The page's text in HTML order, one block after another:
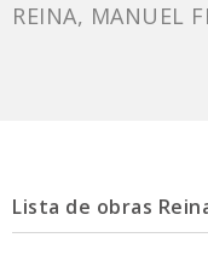
REINA, MANUEL
Lista de obras